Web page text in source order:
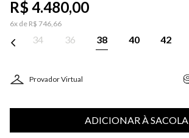
R$ 4.480,00
6x de R$ 746,66
34 36 38 40 42
Provador Virtual
ADICIONAR À SACOLA